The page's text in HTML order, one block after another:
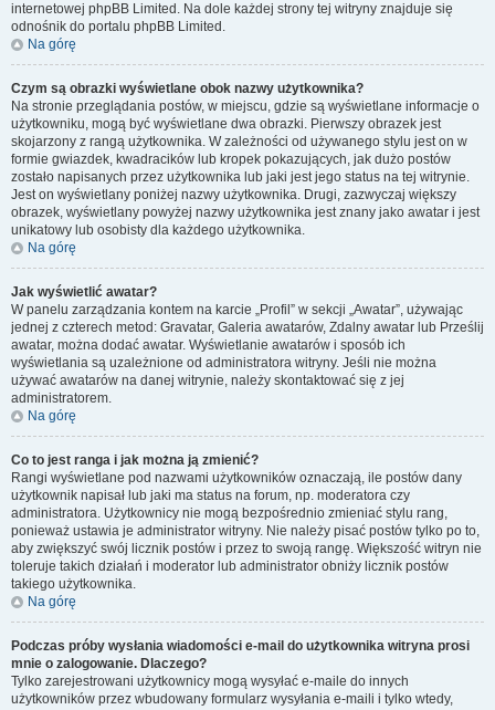
internetowej phpBB Limited. Na dole każdej strony tej witryny znajduje się
odnośnik do portalu phpBB Limited.
Na górę
Czym są obrazki wyświetlane obok nazwy użytkownika?
Na stronie przeglądania postów, w miejscu, gdzie są wyświetlane informacje o
użytkowniku, mogą być wyświetlane dwa obrazki. Pierwszy obrazek jest
skojarzony z rangą użytkownika. W zależności od używanego stylu jest on w
formie gwiazdek, kwadracików lub kropek pokazujących, jak dużo postów
zostało napisanych przez użytkownika lub jaki jest jego status na tej witrynie.
Jest on wyświetlany poniżej nazwy użytkownika. Drugi, zazwyczaj większy
obrazek, wyświetlany powyżej nazwy użytkownika jest znany jako awatar i jest
unikatowy lub osobisty dla każdego użytkownika.
Na górę
Jak wyświetlić awatar?
W panelu zarządzania kontem na karcie „Profil” w sekcji „Awatar”, używając
jednej z czterech metod: Gravatar, Galeria awatarów, Zdalny awatar lub Prześlij
awatar, można dodać awatar. Wyświetlanie awatarów i sposób ich
wyświetlania są uzależnione od administratora witryny. Jeśli nie można
używać awatarów na danej witrynie, należy skontaktować się z jej
administratorem.
Na górę
Co to jest ranga i jak można ją zmienić?
Rangi wyświetlane pod nazwami użytkowników oznaczają, ile postów dany
użytkownik napisał lub jaki ma status na forum, np. moderatora czy
administratora. Użytkownicy nie mogą bezpośrednio zmieniać stylu rang,
ponieważ ustawia je administrator witryny. Nie należy pisać postów tylko po to,
aby zwiększyć swój licznik postów i przez to swoją rangę. Większość witryn nie
toleruje takich działań i moderator lub administrator obniży licznik postów
takiego użytkownika.
Na górę
Podczas próby wysłania wiadomości e-mail do użytkownika witryna prosi
mnie o zalogowanie. Dlaczego?
Tylko zarejestrowani użytkownicy mogą wysyłać e-maile do innych
użytkowników przez wbudowany formularz wysyłania e-maili i tylko wtedy,